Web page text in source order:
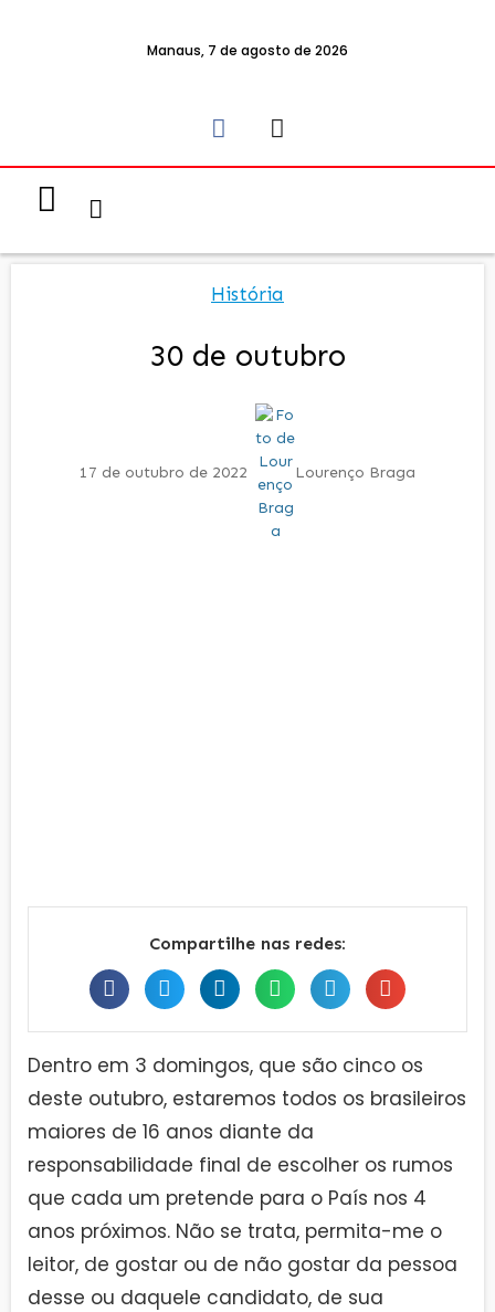
Manaus, 7 de agosto de 2026
História
30 de outubro
17 de outubro de 2022 Lourenço Braga
Compartilhe nas redes:
Dentro em 3 domingos, que são cinco os
deste outubro, estaremos todos os brasileiros
maiores de 16 anos diante da
responsabilidade final de escolher os rumos
que cada um pretende para o País nos 4
anos próximos. Não se trata, permita-me o
leitor, de gostar ou de não gostar da pessoa
desse ou daquele candidato, de sua